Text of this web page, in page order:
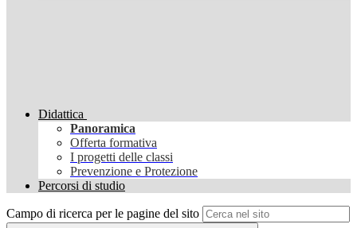
Didattica
Panoramica
Offerta formativa
I progetti delle classi
Prevenzione e Protezione
Percorsi di studio
Campo di ricerca per le pagine del sito